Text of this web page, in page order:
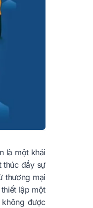
là một khái
thúc đẩy sự
thương mại
lập một
được